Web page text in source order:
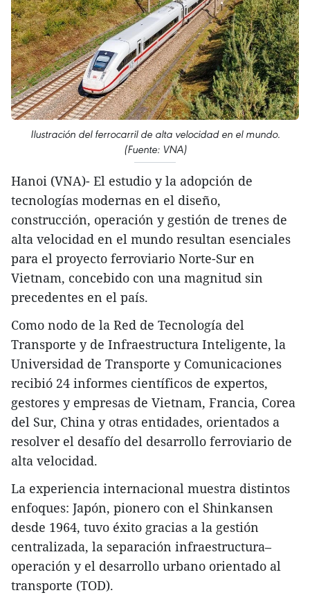
Ilustración del ferrocarril de alta velocidad en el mundo.
(Fuente: VNA)
Hanoi (VNA)- El estudio y la adopción de
tecnologías modernas en el diseño,
construcción, operación y gestión de trenes de
alta velocidad en el mundo resultan esenciales
para el proyecto ferroviario Norte-Sur en
Vietnam, concebido con una magnitud sin
precedentes en el país.
Como nodo de la Red de Tecnología del
Transporte y de Infraestructura Inteligente, la
Universidad de Transporte y Comunicaciones
recibió 24 informes científicos de expertos,
gestores y empresas de Vietnam, Francia, Corea
del Sur, China y otras entidades, orientados a
resolver el desafío del desarrollo ferroviario de
alta velocidad.
La experiencia internacional muestra distintos
enfoques: Japón, pionero con el Shinkansen
desde 1964, tuvo éxito gracias a la gestión
centralizada, la separación infraestructura–
operación y el desarrollo urbano orientado al
transporte (TOD).